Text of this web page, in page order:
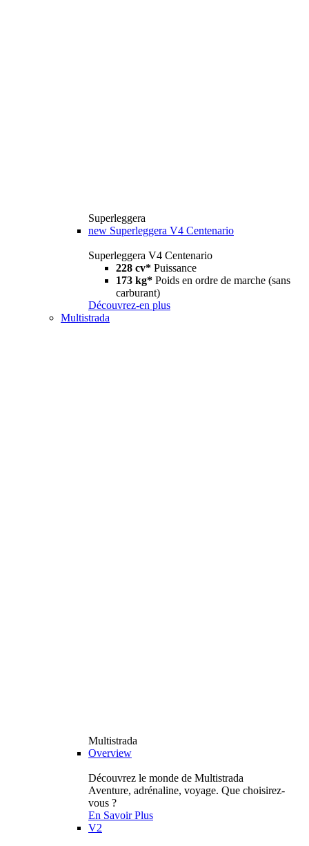
Superleggera
new Superleggera V4 Centenario
Superleggera V4 Centenario
228 cv* Puissance
173 kg* Poids en ordre de marche (sans
carburant)
Découvrez-en plus
Multistrada
Multistrada
Overview
Découvrez le monde de Multistrada
Aventure, adrénaline, voyage. Que choisirez-
vous ?
En Savoir Plus
V2